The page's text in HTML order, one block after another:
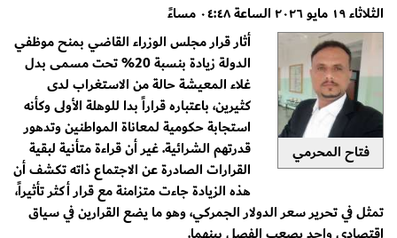
الثلاثاء ١٩ مايو ٢٠٢٦ الساعة ٠٤:٤٨ مساءً
فتاح المحرمي
أثار قرار مجلس الوزراء القاضي بمنح موظفي
الدولة زيادة بنسبة 20% تحت مسمى بدل
غلاء المعيشة حالة من الاستغراب لدى
كثيرين، باعتباره قراراً بدا للوهلة الأولى وكأنه
استجابة حكومية لمعاناة المواطنين وتدهور
قدرتهم الشرائية. غير أن قراءة متأنية لبقية
القرارات الصادرة عن الاجتماع ذاته تكشف أن
هذه الزيادة جاءت متزامنة مع قرار أكثر تأثيراً،
تمثل في تحرير سعر الدولار الجمركي، وهو ما يضع القرارين في سياق